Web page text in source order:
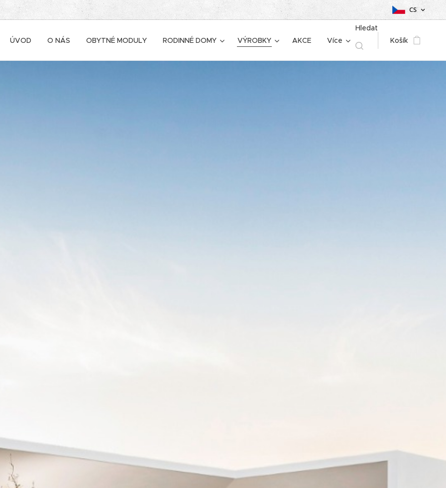
CS
ÚVOD O NÁS OBYTNÉ MODULY RODINNÉ DOMY VÝROBKY AKCE Více
Hledat
Košík